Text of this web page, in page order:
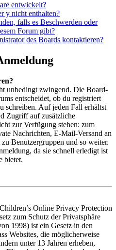
entwickelt?
y nicht enthalten?
falls es Beschwerden oder
Forum gibt?
des Boards kontaktieren?
unbedingt zwingend. Die Board-
entscheidet, ob du registriert
schreiben. Auf jeden Fall erhältst
Zugriff auf zusätzliche
zur Verfügung stehen: zum
Nachrichten, E-Mail-Versand an
Benutzergruppen und so weiter.
da sie schnell erledigt ist
bietet.
Online Privacy Protection
zum Schutz der Privatsphäre
1998) ist ein Gesetz in den
Websites, die möglicherweise
unter 13 Jahren erheben,